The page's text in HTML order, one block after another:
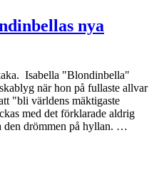
nya
Isabella "Blondinbella"
när hon på fullaste allvar
"bli världens mäktigaste
med det förklarade aldrig
den drömmen på hyllan. …